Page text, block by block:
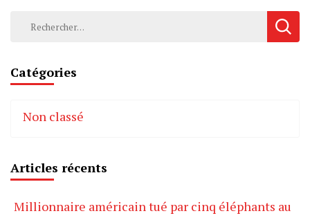
Rechercher :
Catégories
Non classé
Articles récents
Millionnaire américain tué par cinq éléphants au